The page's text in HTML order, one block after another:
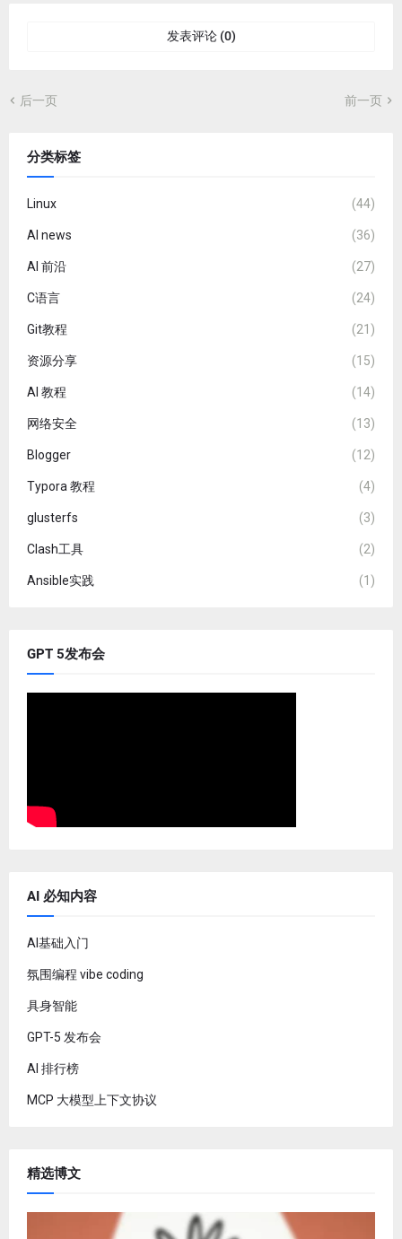
发表评论 (0)
后一页 前一页
分类标签
Linux (44)
AI news (36)
AI 前沿 (27)
C语言 (24)
Git教程 (21)
资源分享 (15)
AI 教程 (14)
网络安全 (13)
Blogger (12)
Typora 教程 (4)
glusterfs (3)
Clash工具 (2)
Ansible实践 (1)
GPT 5发布会
AI 必知内容
AI基础入门
氛围编程 vibe coding
具身智能
GPT-5 发布会
AI 排行榜
MCP 大模型上下文协议
精选博文